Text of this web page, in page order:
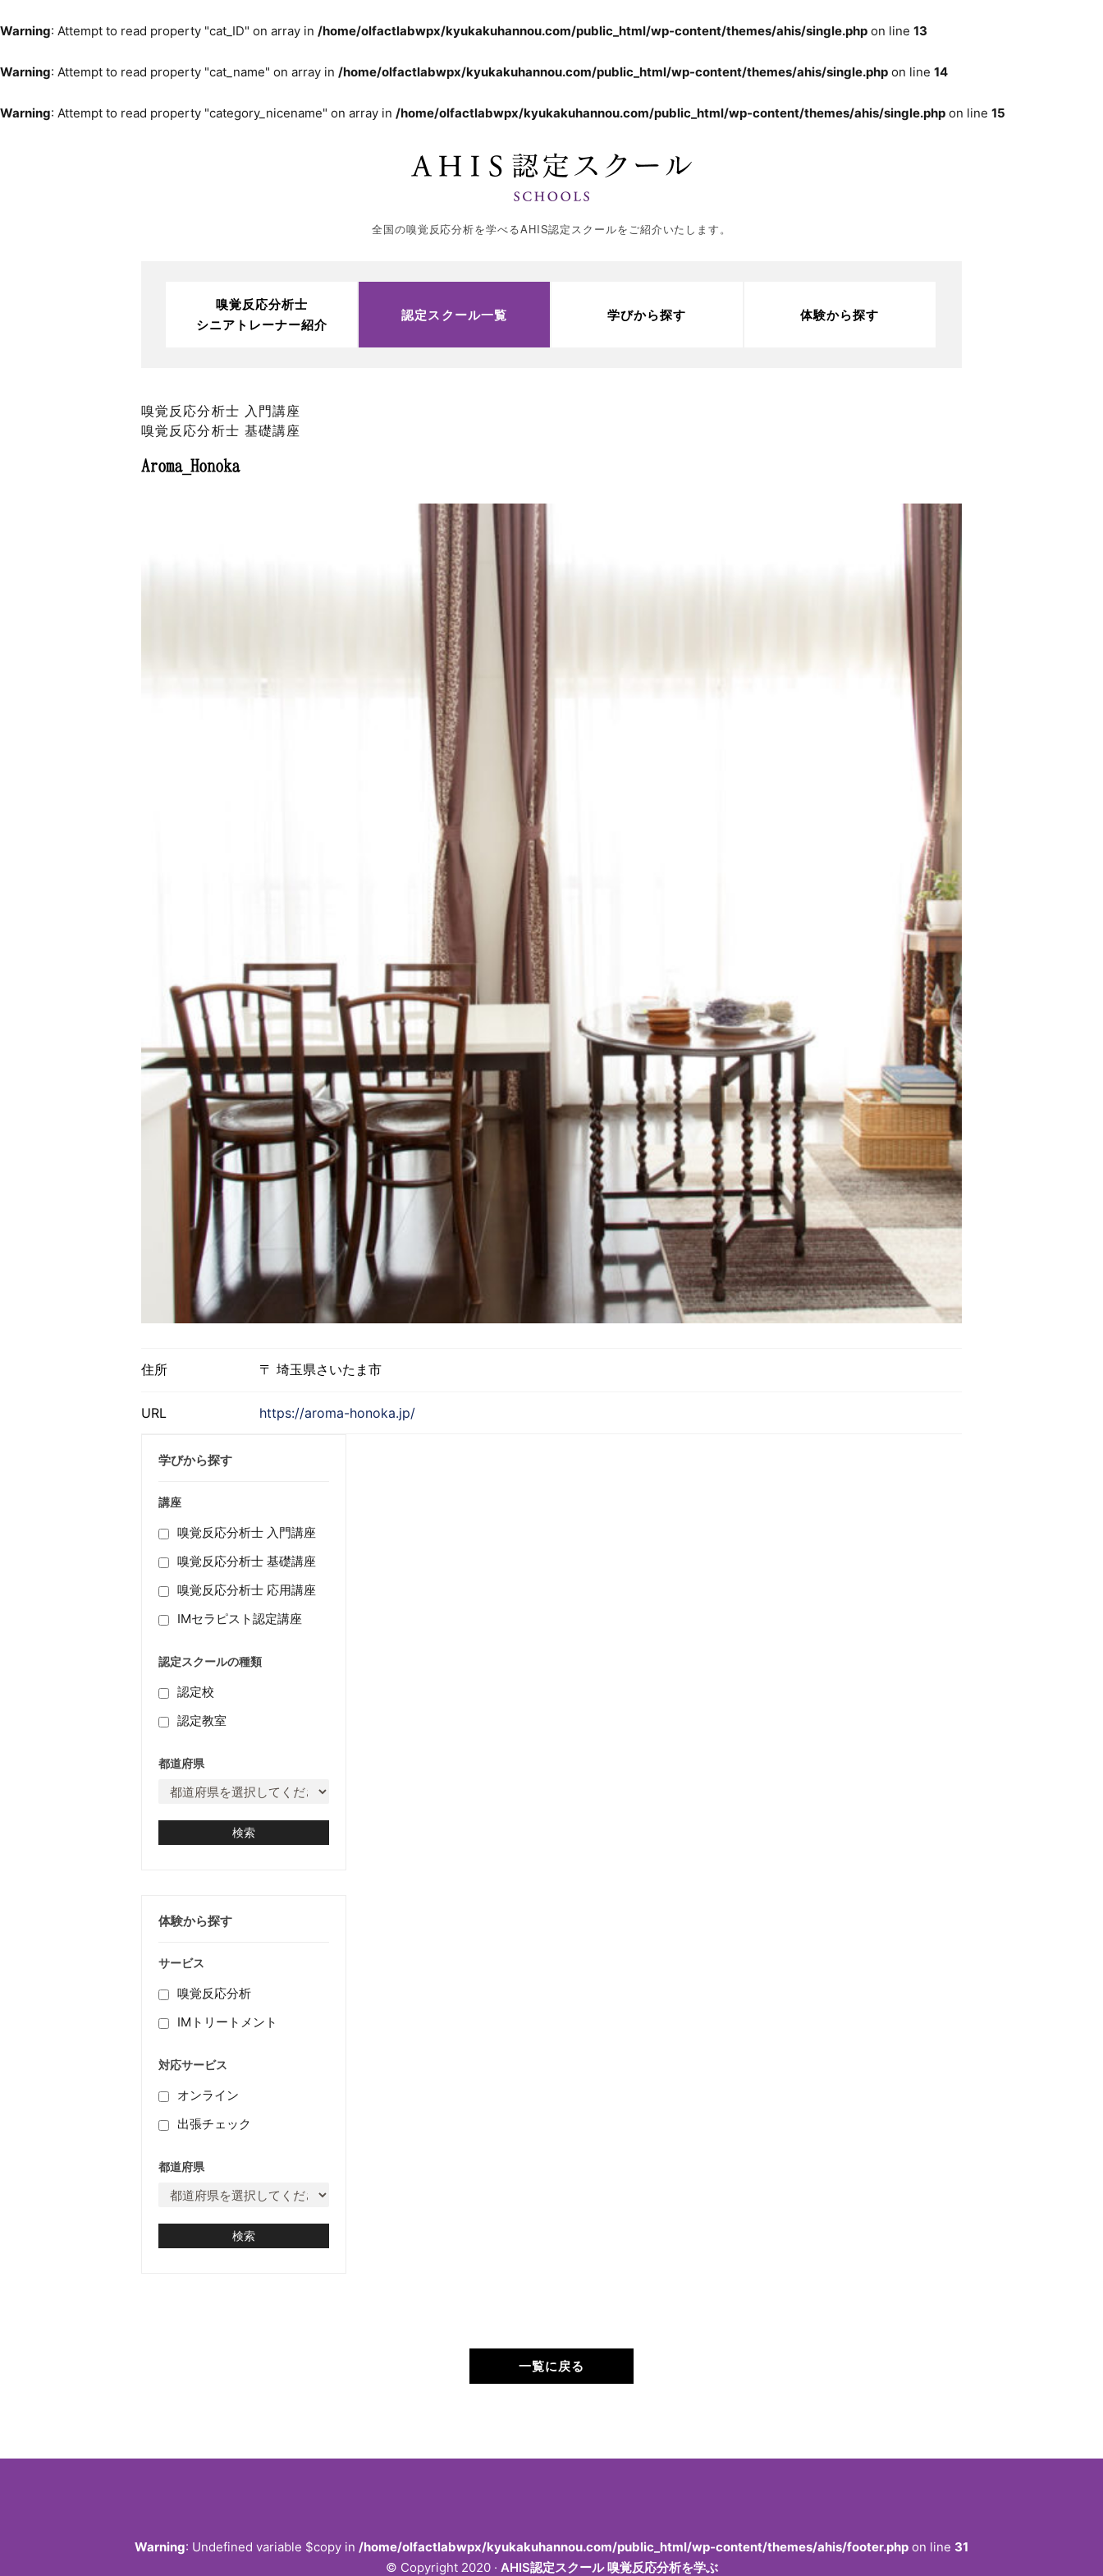
Warning: Attempt to read property "cat_ID" on array in /home/olfactlabwpx/kyukakuhannou.com/public_html/wp-content/themes/ahis/single.php on line 13
Warning: Attempt to read property "cat_name" on array in /home/olfactlabwpx/kyukakuhannou.com/public_html/wp-content/themes/ahis/single.php on line 14
Warning: Attempt to read property "category_nicename" on array in /home/olfactlabwpx/kyukakuhannou.com/public_html/wp-content/themes/ahis/single.php on line 15
全国の嗅覚反応分析を学べるAHIS認定スクールをご紹介いたします。
嗅覚反応分析士
シニアトレーナー紹介
認定スクール一覧 学びから探す 体験から探す
嗅覚反応分析士 入門講座
嗅覚反応分析士 基礎講座
Aroma_Honoka
住所 〒 埼玉県さいたま市
URL https://aroma-honoka.jp/
学びから探す
講座
嗅覚反応分析士 入門講座
嗅覚反応分析士 基礎講座
嗅覚反応分析士 応用講座
IMセラピスト認定講座
認定スクールの種類
認定校
認定教室
都道府県
体験から探す
サービス
嗅覚反応分析
IMトリートメント
対応サービス
オンライン
出張チェック
都道府県
一覧に戻る
Warning: Undefined variable $copy in /home/olfactlabwpx/kyukakuhannou.com/public_html/wp-content/themes/ahis/footer.php on line 31
© Copyright 2020 · AHIS認定スクール 嗅覚反応分析を学ぶ